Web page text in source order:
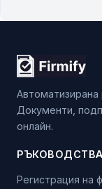
Автоматизирана
Документи,
онлайн.
РЪКОВОДСТВА
Регистрация на